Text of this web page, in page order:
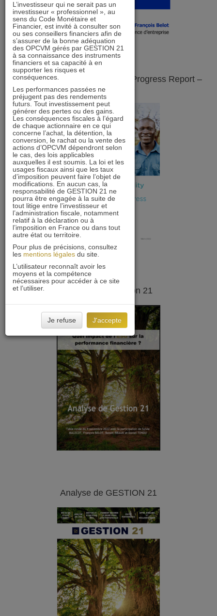
Sustainability & Climate 2022 Progress Report –
TotalEnergies
Analyse de Gestion 21
Analyse de GESTION 21
L’investisseur qui ne serait pas un
investisseur « professionnel », au
sens du Code Monétaire et
Financier, est invité à consulter son
ou ses conseillers financiers afin de
s’assurer de la bonne adéquation
des OPCVM gérés par GESTION 21
à sa connaissance des instruments
financiers et sa capacité à en
supporter les risques et
conséquences.
Les performances passées ne
préjugent pas des rendements
futurs. Tout investissement peut
générer des pertes ou des gains.
Les conséquences fiscales à l’égard
de chaque actionnaire en ce qui
concerne l’achat, la détention, la
conversion, le rachat ou la vente des
actions d’OPCVM dépendront selon
le cas, des lois applicables
auxquelles il est soumis. La loi et les
usages fiscaux ainsi que les taux
d’imposition peuvent faire l’objet de
modifications. En aucun cas, la
responsabilité de GESTION 21 ne
pourra être engagée à la suite de
tout litige entre l’investisseur et
l’administration fiscale, notamment
relatif à la déclaration ou à
l’imposition en France ou dans tout
autre état ou territoire.
Pour plus de précisions, consultez
les mentions légales du site.
L’utilisateur reconnaît avoir les
moyens et la compétence
nécessaires pour accéder à ce site
et l’utiliser.
Je refuse J'accepte